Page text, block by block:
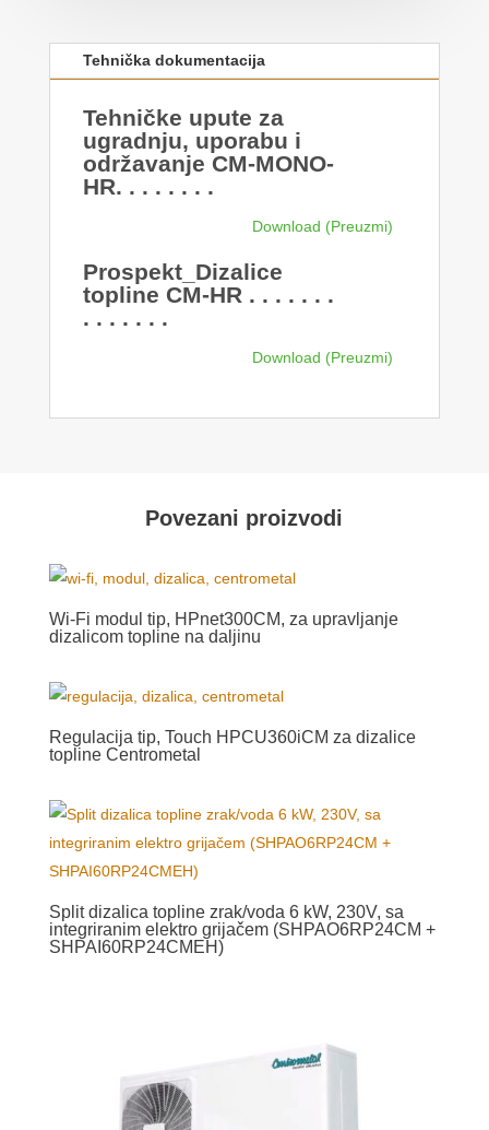
Tehnička dokumentacija
Tehničke upute za
ugradnju, uporabu i
održavanje CM-MONO-
HR. . . . . . . .
Download
Prospekt_Dizalice
topline CM-HR . . . . . . .
. . . . . . .
Download
Povezani proizvodi
Wi-Fi modul tip, HPnet300CM, za upravljanje
dizalicom topline na daljinu
Regulacija tip, Touch HPCU360iCM za dizalice
topline Centrometal
Split dizalica topline zrak/voda 6 kW, 230V, sa
integriranim elektro grijačem (SHPAO6RP24CM +
SHPAI60RP24CMEH)